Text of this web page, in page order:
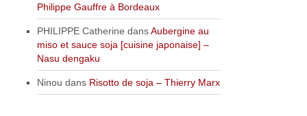
Philippe Gauffre à Bordeaux
PHILIPPE Catherine dansAubergine au
miso et sauce soja [cuisine japonaise] –
Nasu dengaku
Ninou dans Risotto de soja – Thierry Marx